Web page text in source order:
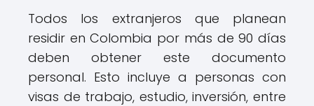
Todos los extranjeros que planean
residir en Colombia por más de 90 días
deben obtener este documento
personal. Esto incluye a personas con
visas de trabajo, estudio, inversión, entre